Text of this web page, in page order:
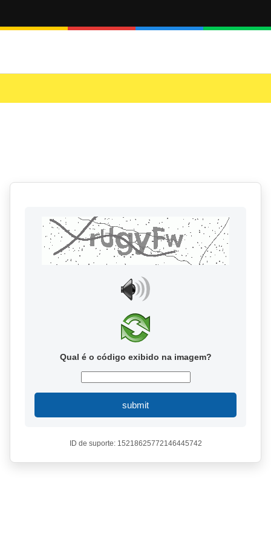
Qual é o código exibido na imagem?
submit
ID de suporte: 15218625772146445742